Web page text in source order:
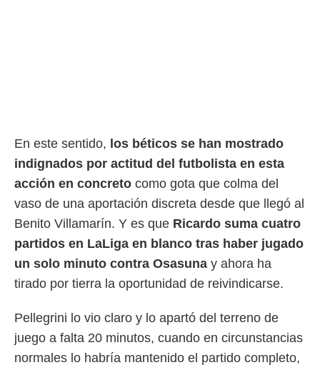
En este sentido, los béticos se han mostrado
indignados por actitud del futbolista en esta
acción en concreto como gota que colma del
vaso de una aportación discreta desde que llegó al
Benito Villamarín. Y es que Ricardo suma cuatro
partidos en LaLiga en blanco tras haber jugado
un solo minuto contra Osasuna y ahora ha
tirado por tierra la oportunidad de reivindicarse.
Pellegrini lo vio claro y lo apartó del terreno de
juego a falta 20 minutos, cuando en circunstancias
normales lo habría mantenido el partido completo,